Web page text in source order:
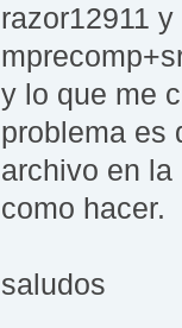
razor12911
y lo que me
problema es
archivo en
como hacer.
saludos